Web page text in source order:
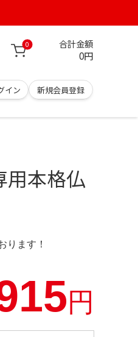
0 合計金額
0円
イン 新規会員登録
用本格仏
ります！
円